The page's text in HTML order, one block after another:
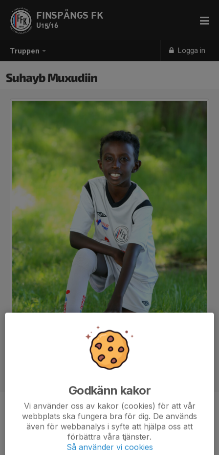
Truppen Logga in
FINSPÅNGS FK
U15/16
Suhayb Muxudiin
Position
-
10 år
Godkänn kakor
Vi använder oss av kakor (cookies) för att vår
webbplats ska fungera bra för dig. De används
även för webbanalys i syfte att hjälpa oss att
förbättra våra tjänster.
Så använder vi cookies